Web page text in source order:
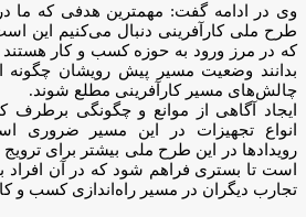
وی در ادامه گفت: مهمترین هدفی که ما
طرح ملی کارآفرینی دنبال می‌کنیم این
که در مرز ورود به حوزه کسب و کار
بدانند وضعیت مسیر پیش رویشان
چالش‌های مسیر کارآفرینی مطلع شوند.
ایجاد آگاهی از موانع و چگونگی برطرف
انواع تجهیزات در این مسیر ضروری
رویداد‌ها در این طرح ملی بیشتر برای
است تا بستری فراهم شود که در آن افراد با
تجارب دیگران در مسیر راه‌اندازی کسب و